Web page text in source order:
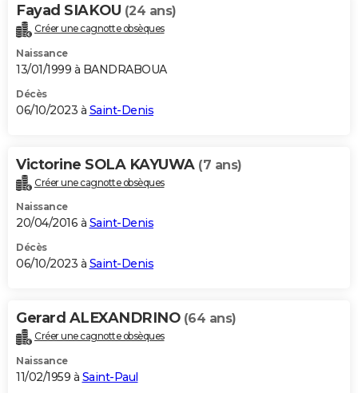
Fayad SIAKOU (24 ans)
Créer une cagnotte obsèques
Naissance
13/01/1999 à BANDRABOUA
Décès
06/10/2023 à Saint-Denis
Victorine SOLA KAYUWA (7 ans)
Créer une cagnotte obsèques
Naissance
20/04/2016 à Saint-Denis
Décès
06/10/2023 à Saint-Denis
Gerard ALEXANDRINO (64 ans)
Créer une cagnotte obsèques
Naissance
11/02/1959 à Saint-Paul